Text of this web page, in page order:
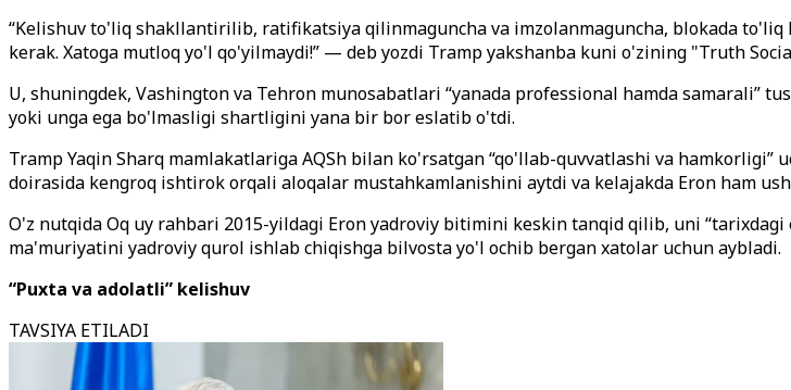
“Kelishuv to'liq shakllantirilib, ratifikatsiya qilinmaguncha va imzolanmaguncha, blokada
kerak. Xatoga mutloq yo'l qo'yilmaydi!” — deb yozdi Tramp yakshanba kuni o'zining "Truth
U, shuningdek, Vashington va Tehron munosabatlari “yanada professional hamda samarali”
yoki unga ega bo'lmasligi shartligini yana bir bor eslatib o'tdi.
Tramp Yaqin Sharq mamlakatlariga AQSh bilan ko'rsatgan “qo'llab-quvvatlashi va
doirasida kengroq ishtirok orqali aloqalar mustahkamlanishini aytdi va kelajakda Eron ham
O'z nutqida Oq uy rahbari 2015-yildagi Eron yadroviy bitimini keskin tanqid qilib, uni
ma'muriyatini yadroviy qurol ishlab chiqishga bilvosta yo'l ochib bergan xatolar uchun aybladi.
“Puxta va adolatli” kelishuv
TAVSIYA ETILADI